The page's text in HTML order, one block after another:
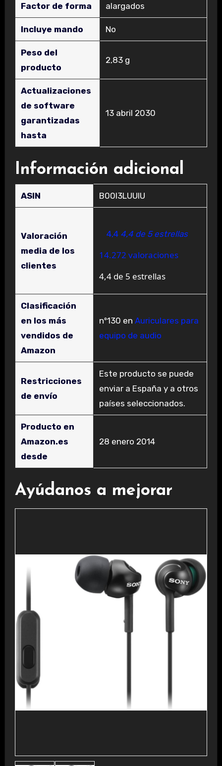
Factor de forma ‎alargados
Incluye mando ‎No
Peso del
producto
‎2,83 g
Actualizaciones
de software
garantizadas
hasta
‎13 abril 2030
Información adicional
ASIN B00I3LUUIU
Valoración
media de los
clientes
4,4 4,4 de 5 estrellas
14.272 valoraciones
4,4 de 5 estrellas
Clasificación
en los más
vendidos de
Amazon
nº130 en Auriculares para
equipo de audio
Restricciones
de envío
Este producto se puede
enviar a España y a otros
países seleccionados.
Producto en
Amazon.es
desde
28 enero 2014
Ayúdanos a mejorar